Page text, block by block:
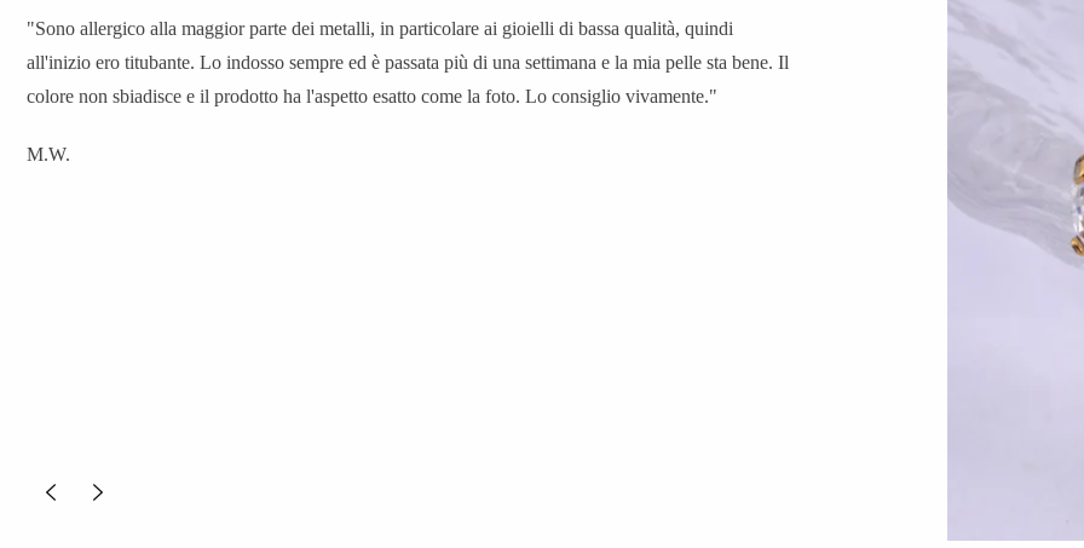
"Sono allergico alla maggior parte dei metalli, in particolare ai gioielli di bassa qualità, quindi
all'inizio ero titubante. Lo indosso sempre ed è passata più di una settimana e la mia pelle sta bene. Il
colore non sbiadisce e il prodotto ha l'aspetto esatto come la foto. Lo consiglio vivamente."
M.W.